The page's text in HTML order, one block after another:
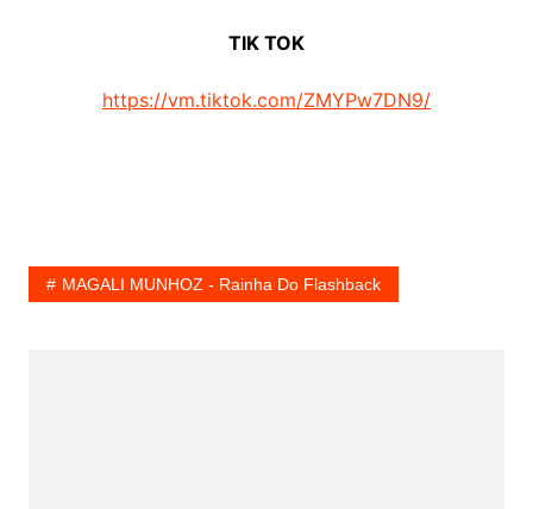
TIK TOK
https://vm.tiktok.com/ZMYPw7DN9/
MAGALI MUNHOZ - Rainha Do Flashback